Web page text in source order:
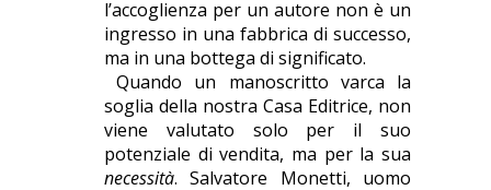
l’accoglienza per un autore non è un
ingresso in una fabbrica di successo,
ma in una bottega di significato.
Quando un manoscritto varca la
soglia della nostra Casa Editrice, non
viene valutato solo per il suo
potenziale di vendita, ma per la sua
necessità. Salvatore Monetti, uomo